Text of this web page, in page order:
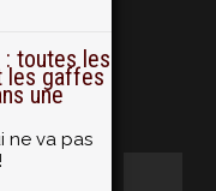
: toutes les
les gaffes
une
ne va pas